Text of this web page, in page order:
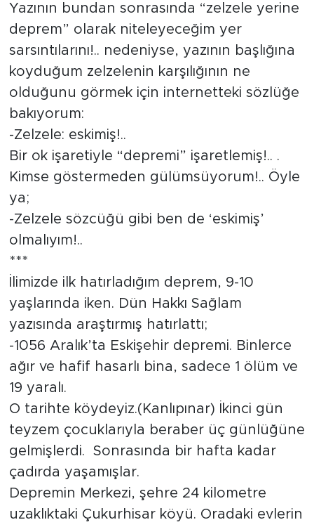
Yazının bundan sonrasında “zelzele yerine
deprem” olarak niteleyeceğim yer
sarsıntılarını!.. nedeniyse, yazının başlığına
koyduğum zelzelenin karşılığının ne
olduğunu görmek için internetteki sözlüğe
bakıyorum:
-Zelzele: eskimiş!..
Bir ok işaretiyle “depremi” işaretlemiş!.. .
Kimse göstermeden gülümsüyorum!.. Öyle
ya;
-Zelzele sözcüğü gibi ben de ‘eskimiş’
olmalıyım!..
***
İlimizde ilk hatırladığım deprem, 9-10
yaşlarında iken. Dün Hakkı Sağlam
yazısında araştırmış hatırlattı;
-1056 Aralık’ta Eskişehir depremi. Binlerce
ağır ve hafif hasarlı bina, sadece 1 ölüm ve
19 yaralı.
O tarihte köydeyiz.(Kanlıpınar) İkinci gün
teyzem çocuklarıyla beraber üç günlüğüne
gelmişlerdi. Sonrasında bir hafta kadar
çadırda yaşamışlar.
Depremin Merkezi, şehre 24 kilometre
uzaklıktaki Çukurhisar köyü. Oradaki evlerin